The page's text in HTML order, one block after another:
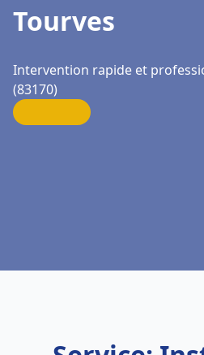
Tourves
Intervention rapide et
(83170)